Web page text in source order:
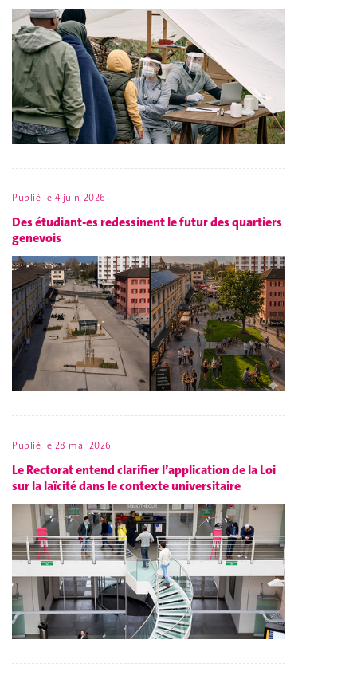
Publié le 4 juin 2026
Des étudiant-es redessinent le futur des quartiers
genevois
Publié le 28 mai 2026
Le Rectorat entend clarifier l’application de la Loi
sur la laïcité dans le contexte universitaire